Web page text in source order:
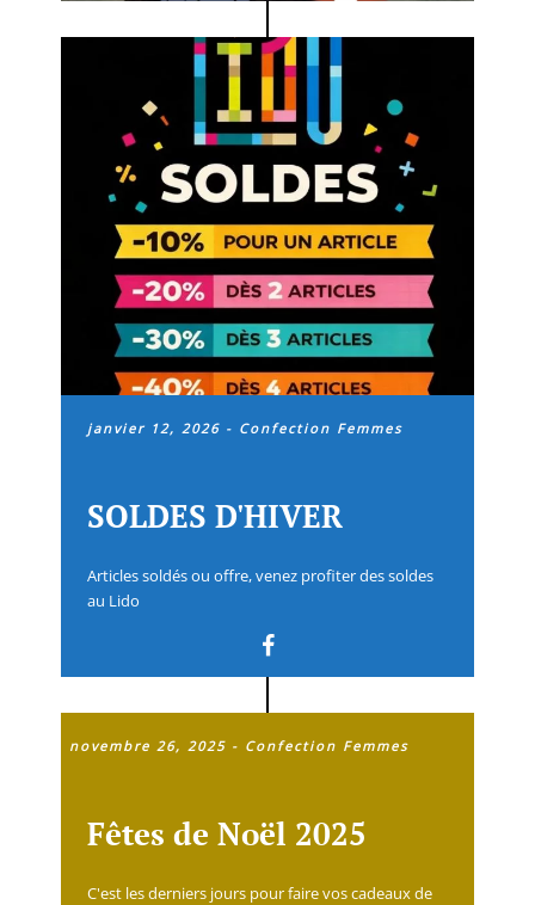
janvier 12, 2026 - Confection Femmes
SOLDES D'HIVER
Articles soldés ou offre, venez profiter des soldes
au Lido
novembre 26, 2025- Confection Femmes
Fêtes de Noël 2025
C'est les derniers jours pour faire vos cadeaux de